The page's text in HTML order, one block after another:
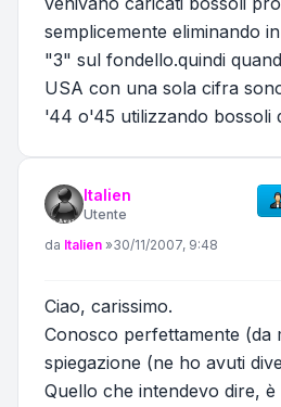
semplicemente eliminando
"3" sul fondello.quindi
USA con una sola cifra
'44 o'45 utilizzando bossoli
Italien
Utente
Messaggio
da Italien »30/11/2007, 9:48
Ciao, carissimo.
Conosco perfettamente (da
spiegazione (ne ho avuti
Quello che intendevo dire,